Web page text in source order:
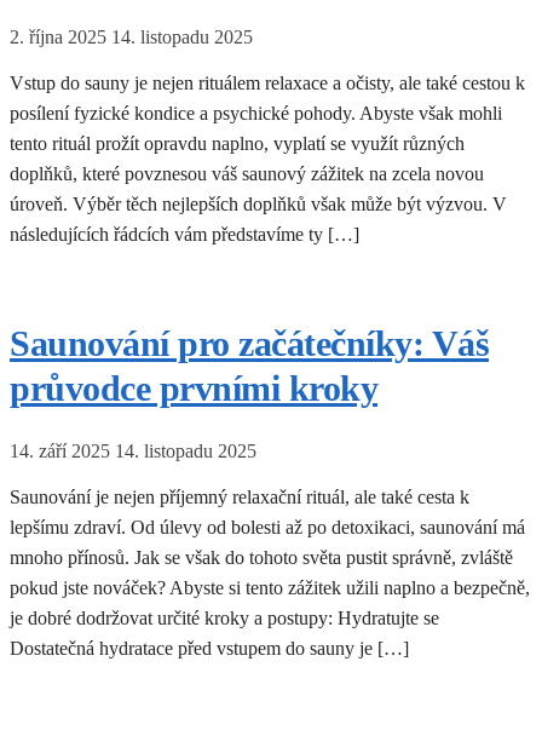
2. října 2025 14. listopadu 2025
Vstup do sauny je nejen rituálem relaxace a očisty, ale také cestou k
posílení fyzické kondice a psychické pohody. Abyste však mohli
tento rituál prožít opravdu naplno, vyplatí se využít různých
doplňků, které povznesou váš saunový zážitek na zcela novou
úroveň. Výběr těch nejlepších doplňků však může být výzvou. V
následujících řádcích vám představíme ty […]
Saunování pro začátečníky: Váš
průvodce prvními kroky
14. září 2025 14. listopadu 2025
Saunování je nejen příjemný relaxační rituál, ale také cesta k
lepšímu zdraví. Od úlevy od bolesti až po detoxikaci, saunování má
mnoho přínosů. Jak se však do tohoto světa pustit správně, zvláště
pokud jste nováček? Abyste si tento zážitek užili naplno a bezpečně,
je dobré dodržovat určité kroky a postupy: Hydratujte se
Dostatečná hydratace před vstupem do sauny je […]